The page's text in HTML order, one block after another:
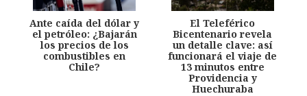
Ante caída del dólar y
el petróleo: ¿Bajarán
los precios de los
combustibles en
Chile?
El Teleférico
Bicentenario revela
un detalle clave: así
funcionará el viaje de
13 minutos entre
Providencia y
Huechuraba